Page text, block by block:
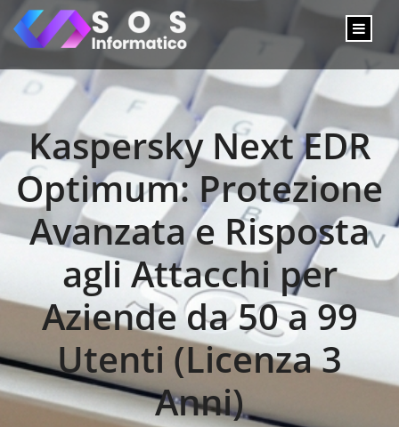
Kaspersky Next EDR
Optimum: Protezione
Avanzata e Risposta
agli Attacchi per
Aziende da 50 a 99
Utenti (Licenza 3
Anni)